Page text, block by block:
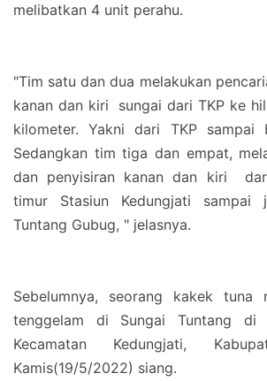
melibatkan 4 unit perahu.
"Tim satu dan dua melakukan
kanan dan kiri sungai dari TKP ke
kilometer. Yakni dari TKP sampai
Sedangkan tim tiga dan empat,
dan penyisiran kanan dan kiri
timur Stasiun Kedungjati sampai
Tuntang Gubug, " jelasnya.
Sebelumnya, seorang kakek tuna
tenggelam di Sungai Tuntang di
Kecamatan Kedungjati,
Kamis(19/5/2022) siang.